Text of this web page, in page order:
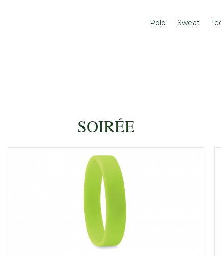
Polo Sweat
SOIRÉE